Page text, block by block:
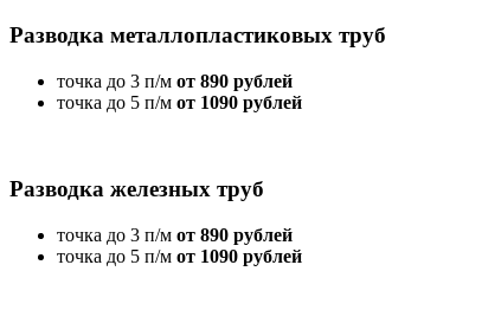
Разводка металлопластиковых труб
точка до 3 п/м от 890 рублей
точка до 5 п/м от 1090 рублей
Разводка железных труб
точка до 3 п/м от 890 рублей
точка до 5 п/м от 1090 рублей